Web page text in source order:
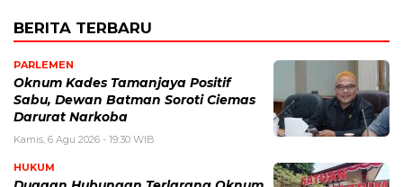
BERITA TERBARU
PARLEMEN
Oknum Kades Tamanjaya Positif
Sabu, Dewan Batman Soroti Ciemas
Darurat Narkoba
Kamis, 6 Agu 2026 - 19:30 WIB
HUKUM